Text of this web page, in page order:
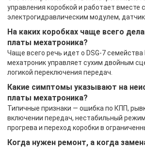
управления коробкой и работает вместе с
электрогидравлическим модулем,
На каких коробках чаще всего
платы мехатроника?
Чаще всего речь идет о DSG-7 семейства
мехатроник управляет сухим двойным
логикой переключения передач.
Какие симптомы указывают на
платы мехатроника?
Типичные признаки — ошибка по КПП,
включении передач, нестабильный
прогрева и переход коробки в
Когда нужен ремонт, а когда